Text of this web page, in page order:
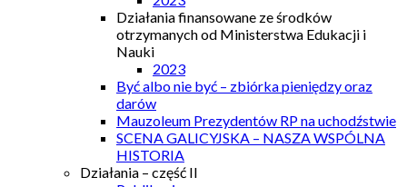
Działania finansowane ze środków
otrzymanych od Ministerstwa Edukacji i
Nauki
2023
Być albo nie być – zbiórka pieniędzy oraz
darów
Mauzoleum Prezydentów RP na uchodźstwie
SCENA GALICYJSKA – NASZA WSPÓLNA
HISTORIA
Działania – część II